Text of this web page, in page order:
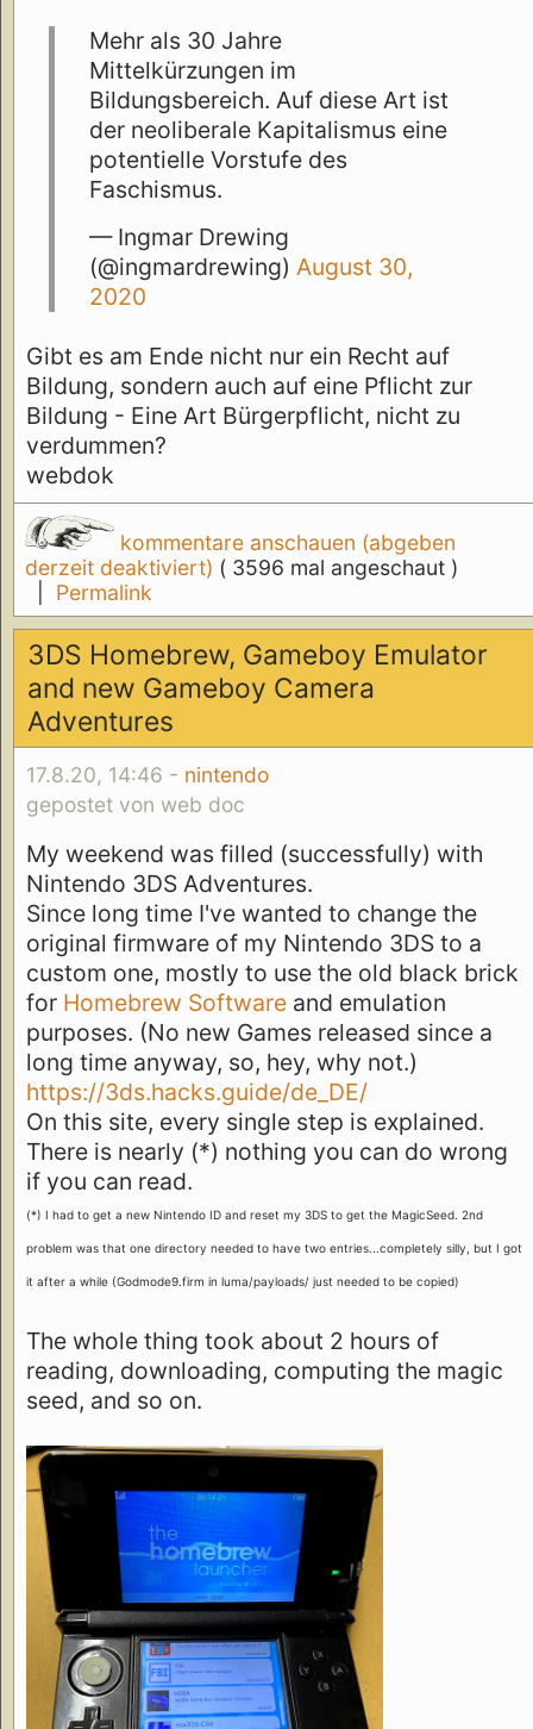
Mehr als 30 Jahre
Mittelkürzungen im
Bildungsbereich. Auf diese Art ist
der neoliberale Kapitalismus eine
potentielle Vorstufe des
Faschismus.
— Ingmar Drewing
(@ingmardrewing)August 30,
2020
Gibt es am Ende nicht nur ein Recht auf
Bildung, sondern auch auf eine Pflicht zur
Bildung - Eine Art Bürgerpflicht, nicht zu
verdummen?
webdok
kommentare anschauen (abgeben
derzeit deaktiviert) ( 3596 mal angeschaut )
Permalink
3DS Homebrew, Gameboy Emulator
and new Gameboy Camera
Adventures
17.8.20, 14:46 - nintendo
gepostet von web doc
My weekend was filled (successfully) with
Nintendo 3DS Adventures.
Since long time I've wanted to change the
original firmware of my Nintendo 3DS to a
custom one, mostly to use the old black brick
for Homebrew Software and emulation
purposes. (No new Games released since a
long time anyway, so, hey, why not.)
https://3ds.hacks.guide/de_DE/
On this site, every single step is explained.
There is nearly (*) nothing you can do wrong
if you can read.
(*) I had to get a new Nintendo ID and reset my 3DS to get the MagicSeed. 2nd
problem was that one directory needed to have two entries...completely silly, but I got
it after a while (Godmode9.firm in luma/payloads/ just needed to be copied)
The whole thing took about 2 hours of
reading, downloading, computing the magic
seed, and so on.